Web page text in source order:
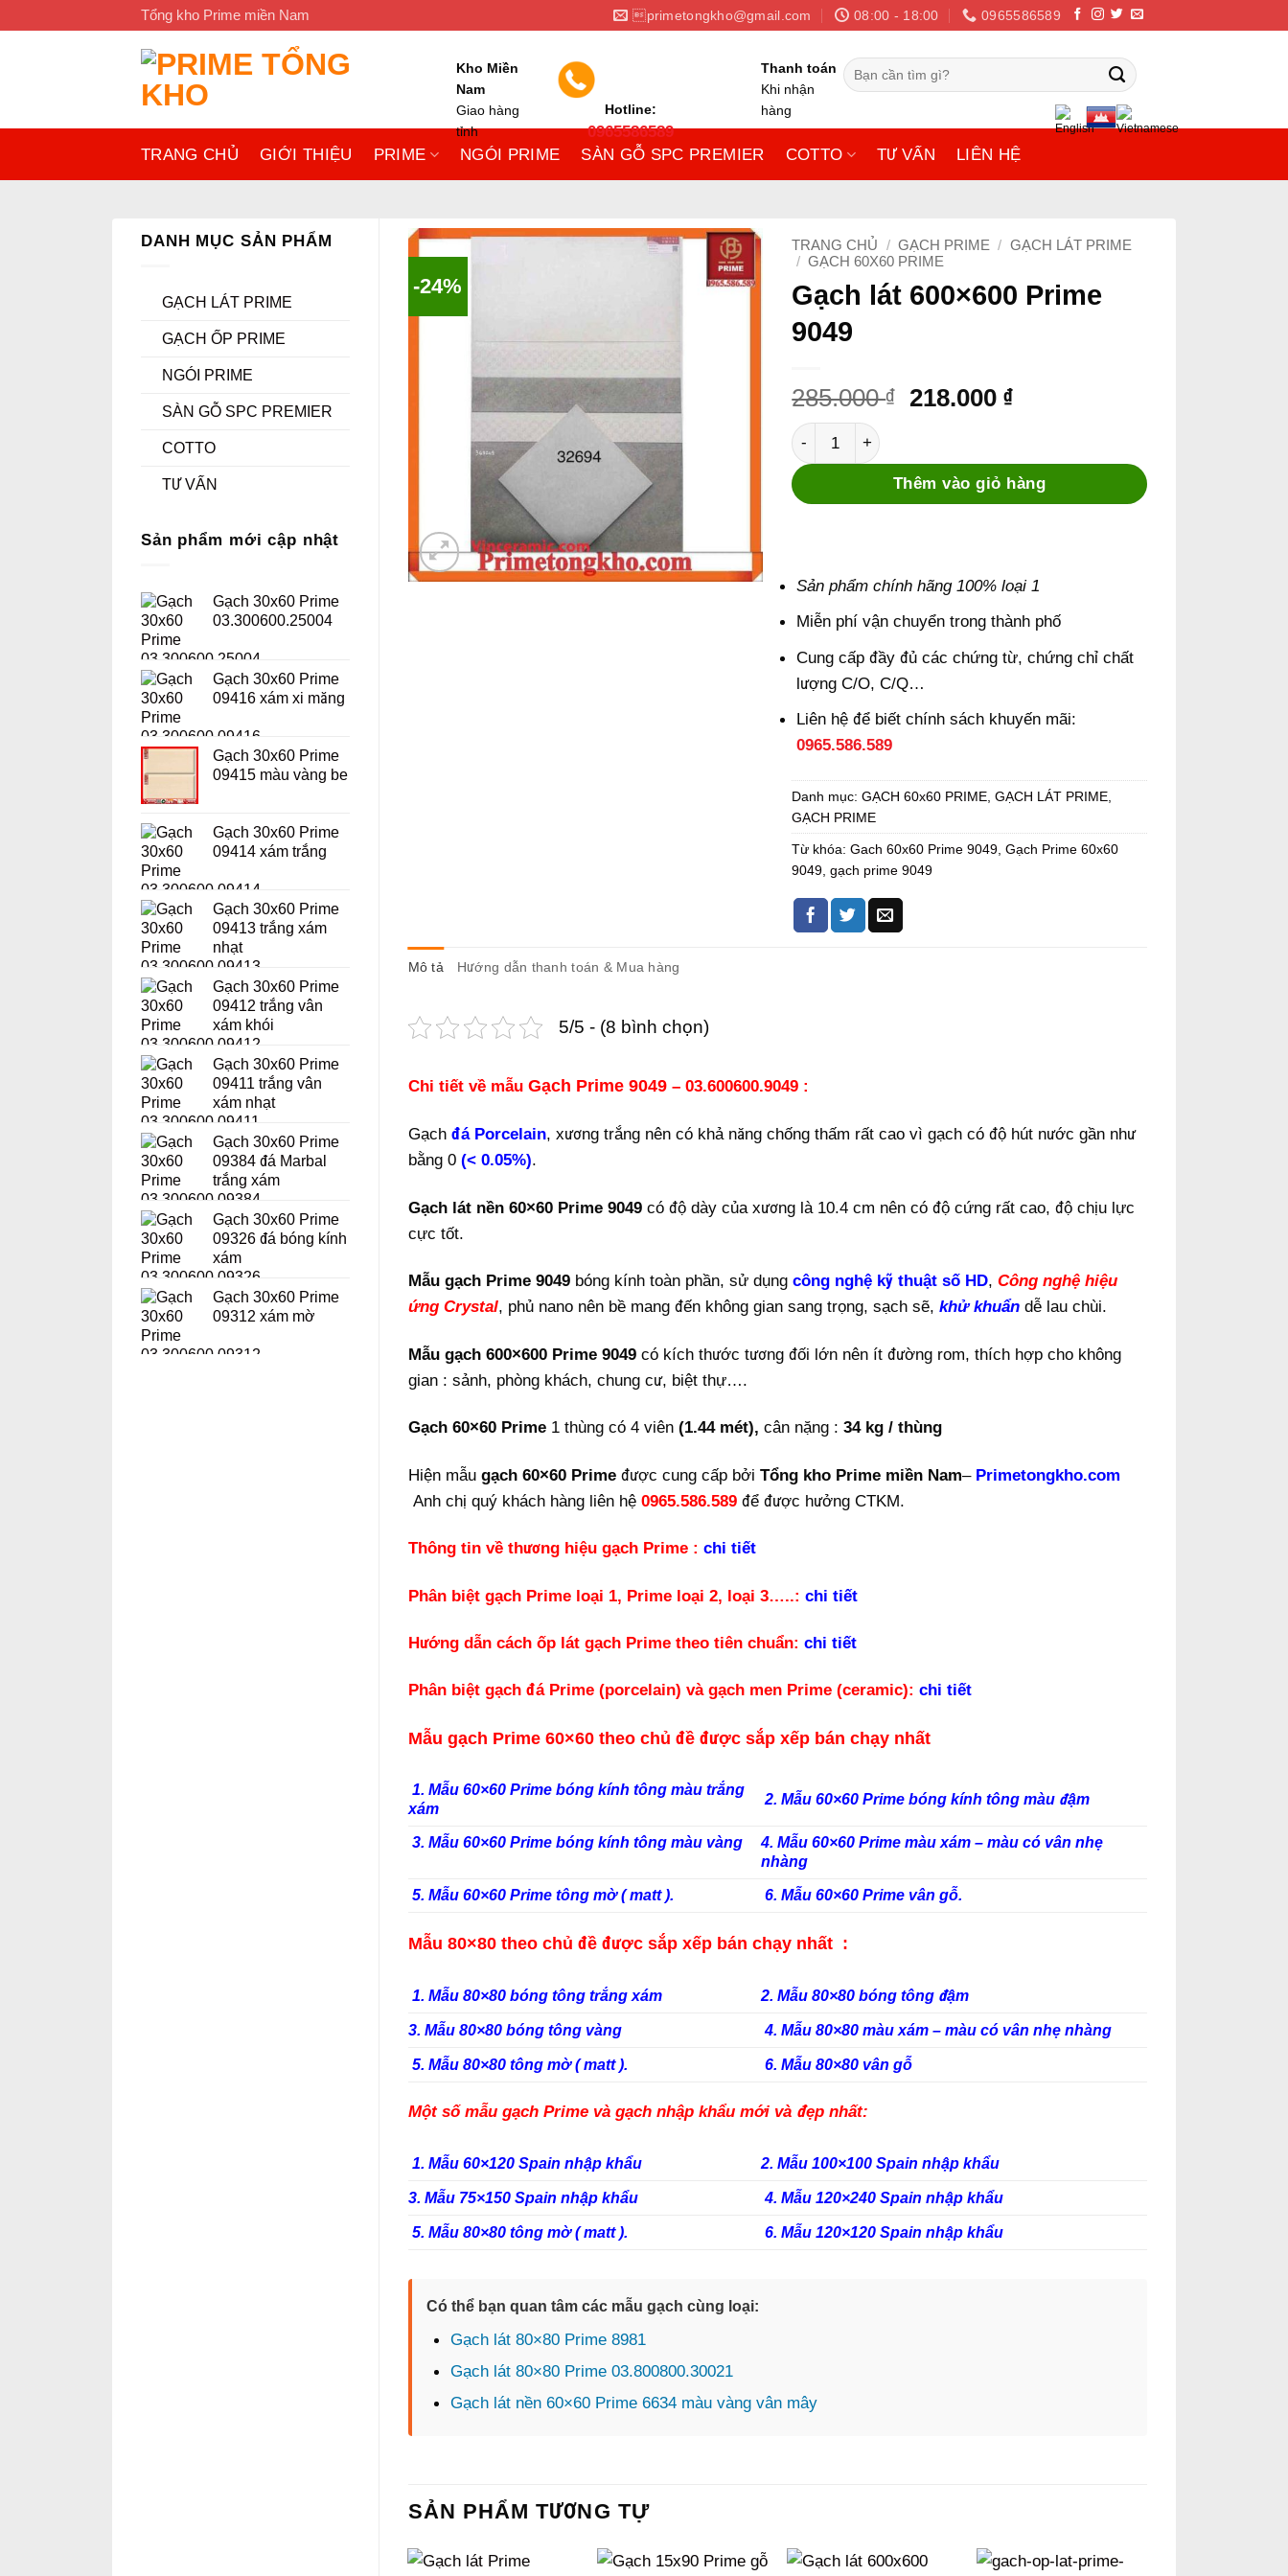
Tổng kho Prime miền Nam primetongkho@gmail.com 08:00 - 18:00 0965586589
Kho Miền
Nam
Giao hàng
tỉnh
Hotline:
0965586589
Thanh toán
Khi nhận
hàng
Tìm
kiếm:
TRANG CHỦ GIỚI THIỆU PRIME NGÓI PRIME SÀN GỖ SPC PREMIER COTTO TƯ VẤN LIÊN HỆ
DANH MỤC SẢN PHẨM
GẠCH LÁT PRIME
GẠCH ỐP PRIME
NGÓI PRIME
SÀN GỖ SPC PREMIER
COTTO
TƯ VẤN
Sản phẩm mới cập nhật
Gạch 30x60 Prime
03.300600.25004
Gạch 30x60 Prime
09416 xám xi măng
Gạch 30x60 Prime
09415 màu vàng be
Gạch 30x60 Prime
09414 xám trắng
Gạch 30x60 Prime
09413 trắng xám
nhạt
Gạch 30x60 Prime
09412 trắng vân
xám khói
Gạch 30x60 Prime
09411 trắng vân
xám nhạt
Gạch 30x60 Prime
09384 đá Marbal
trắng xám
Gạch 30x60 Prime
09326 đá bóng kính
xám
Gạch 30x60 Prime
09312 xám mờ
-24%
TRANG CHỦ / GẠCH PRIME / GẠCH LÁT PRIME
/ GẠCH 60X60 PRIME
Gạch lát 600×600 Prime
9049
285.000₫
Original
285.000 ₫.
218.000₫Current
218.000 ₫.
Gạch lát 600x600 Prime 9049 số lượng
Thêm vào giỏ hàng
Sản phẩm chính hãng 100% loại 1
Miễn phí vận chuyển trong thành phố
Cung cấp đầy đủ các chứng từ, chứng chỉ chất
lượng C/O, C/Q…
Liên hệ để biết chính sách khuyến mãi:
0965.586.589
Danh mục:GẠCH 60x60 PRIME ,GẠCH LÁT PRIME
GẠCH PRIME
Từ khóa:Gach 60x60 Prime 9049 ,Gạch Prime 60x60
9049 ,gạch prime 9049
Mô tả Hướng dẫn thanh toán & Mua hàng
5/5 - (8 bình chọn)
Chi tiết về mẫu Gạch Prime 9049– 03.600600.9049 :
Gạch đá Porcelain, xương trắng nên có khả năng chống thấm rất cao vì gạch có độ hút nước gần như
bằng 0(< 0.05%).
Gạch lát nền 60×60 Prime 9049có độ dày của xương là 10.4 cm nên có độ cứng rất cao, độ chịu lực
cực tốt.
Mẫu gạch Prime 9049bóng kính toàn phần, sử dụng công nghệ kỹ thuật số HD, Công nghệ hiệu
ứng Crystal, phủ nano nên bề mang đến không gian sang trọng, sạch sẽ, khử khuẩn dễ lau chùi.
Mẫu gạch 600×600 Prime 9049có kích thước tương đối lớn nên ít đường rom, thích hợp cho không
gian : sảnh, phòng khách, chung cư, biệt thự….
Gạch 60×60 Prime1 thùng có 4 viên (1.44 mét), cân nặng : 34 kg / thùng
Hiện mẫu gạch 60×60 Primeđược cung cấp bởi Tổng kho Prime miền Nam– Primetongkho.com
Anh chị quý khách hàng liên hệ 0965.586.589để được hưởng CTKM.
Thông tin về thương hiệu gạch Prime : chi tiết
Phân biệt gạch Prime loại 1, Prime loại 2, loại 3…..: chi tiết
Hướng dẫn cách ốp lát gạch Prime theo tiên chuẩn: chi tiết
Phân biệt gạch đá Prime (porcelain) và gạch men Prime (ceramic): chi tiết
Mẫu gạch Prime 60×60 theo chủ đề được sắp xếp bán chạy nhất
1. Mẫu 60×60 Prime bóng kính tông màu trắng
xám
2. Mẫu 60×60 Prime bóng kính tông màu đậm
3. Mẫu 60×60 Prime bóng kính tông màu vàng
4. Mẫu 60×60 Prime màu xám – màu có vân nhẹ
nhàng
5. Mẫu 60×60 Prime tông mờ ( matt ). 6. Mẫu 60×60 Prime vân gỗ.
Mẫu 80×80 theo chủ đề được sắp xếp bán chạy nhất :
1. Mẫu 80×80 bóng tông trắng xám
2. Mẫu 80×80 bóng tông đậm
3. Mẫu 80×80 bóng tông vàng
4. Mẫu 80×80 màu xám – màu có vân nhẹ nhàng
5. Mẫu 80×80 tông mờ ( matt ).
6. Mẫu 80×80 vân gỗ
Một số mẫu gạch Prime và gạch nhập khẩu mới và đẹp nhất:
1. Mẫu 60×120 Spain nhập khẩu
2. Mẫu 100×100 Spain nhập khẩu
3. Mẫu 75×150 Spain nhập khẩu
4. Mẫu 120×240 Spain nhập khẩu
5. Mẫu 80×80 tông mờ ( matt ).
6. Mẫu 120×120 Spain nhập khẩu
Có thể bạn quan tâm các mẫu gạch cùng loại:
Gạch lát 80×80 Prime 8981
Gạch lát 80×80 Prime 03.800800.30021
Gạch lát nền 60×60 Prime 6634 màu vàng vân mây
SẢN PHẨM TƯƠNG TỰ